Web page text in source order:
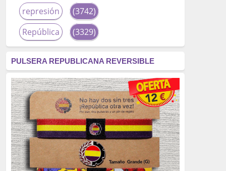
represión
(3742)
República
(3329)
fascismo
(2677)
tardofranquismo
(2320)
Actualidad
(2319)
monarquía
(2253)
borbones
(2176)
PULSERA REPUBLICANA REVERSIBLE